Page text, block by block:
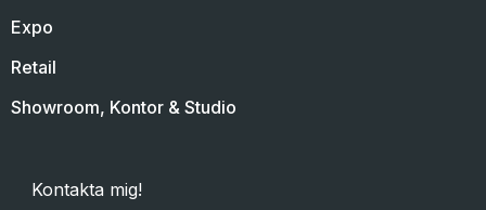
Expo
Retail
Showroom, Kontor & Studio
Kontakta mig!